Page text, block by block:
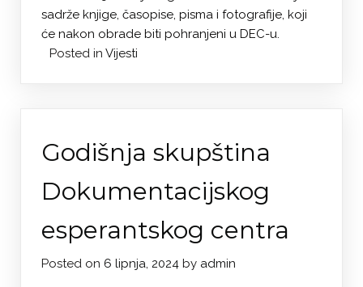
sadrže knjige, časopise, pisma i fotografije, koji
će nakon obrade biti pohranjeni u DEC-u.
Posted in Vijesti
Godišnja skupština
Dokumentacijskog
esperantskog centra
Posted on 6 lipnja, 2024 by admin